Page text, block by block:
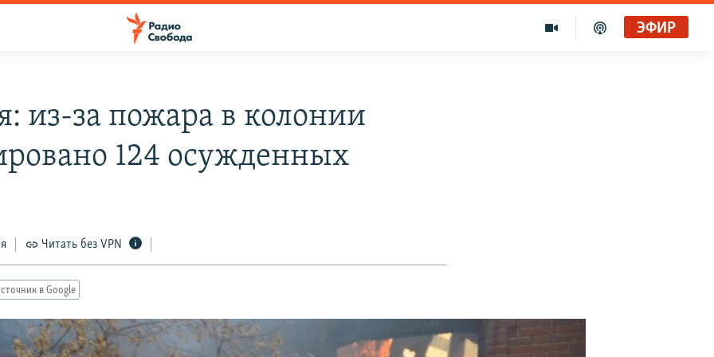
ЭФИР
из-за пожара в колонии
124 осужденных
Читать без VPN
в Google